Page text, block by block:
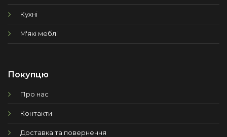
Кухні
М'які меблі
Покупцю
Про нас
Контакти
Доставка та повернення